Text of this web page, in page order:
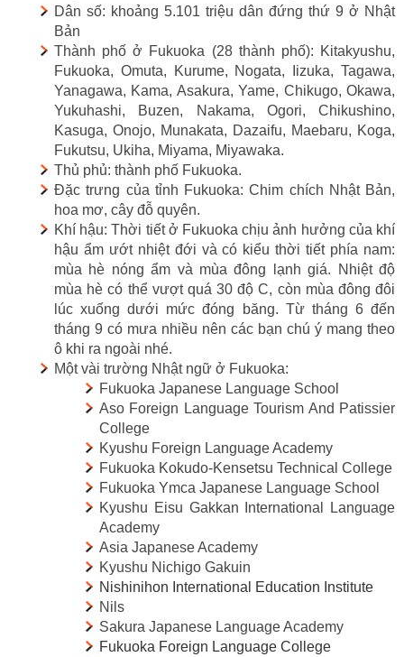
Dân số: khoảng 5.101 triệu dân đứng thứ 9 ở Nhật
Bản
Thành phố ở Fukuoka (28 thành phố): Kitakyushu,
Fukuoka, Omuta, Kurume, Nogata, Iizuka, Tagawa,
Yanagawa, Kama, Asakura, Yame, Chikugo, Okawa,
Yukuhashi, Buzen, Nakama, Ogori, Chikushino,
Kasuga, Onojo, Munakata, Dazaifu, Maebaru, Koga,
Fukutsu, Ukiha, Miyama, Miyawaka.
Thủ phủ: thành phố Fukuoka.
Đặc trưng của tỉnh Fukuoka: Chim chích Nhật Bản,
hoa mơ, cây đỗ quyên.
Khí hậu: Thời tiết ở Fukuoka chịu ảnh hưởng của khí
hậu ẩm ướt nhiệt đới và có kiểu thời tiết phía nam:
mùa hè nóng ẩm và mùa đông lạnh giá. Nhiệt độ
mùa hè có thể vượt quá 30 độ C, còn mùa đông đôi
lúc xuống dưới mức đóng băng. Từ tháng 6 đến
tháng 9 có mưa nhiều nên các bạn chú ý mang theo
ô khi ra ngoài nhé.
Một vài trường Nhật ngữ ở Fukuoka:
Fukuoka Japanese Language School
Aso Foreign Language Tourism And Patissier
College
Kyushu Foreign Language Academy
Fukuoka Kokudo-Kensetsu Technical College
Fukuoka Ymca Japanese Language School
Kyushu Eisu Gakkan International Language
Academy
Asia Japanese Academy
Kyushu Nichigo Gakuin
Nishinihon International Education Institute
Nils
Sakura Japanese Language Academy
Fukuoka Foreign Language College